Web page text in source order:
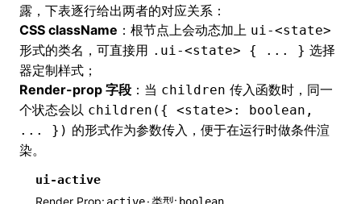
露，下表逐行给出两者的对应关系：
CSS className ：根节点上会动态加上 ui-<state>
形式的类名，可直接用 .ui-<state> { ... } 选择
器定制样式；
Render-prop 字段 ：当 children 传入函数时，同一
个状态会以 children({ <state>: boolean,
... }) 的形式作为参数传入，便于在运行时做条件渲
染。
ui-active
Render Prop ·类型